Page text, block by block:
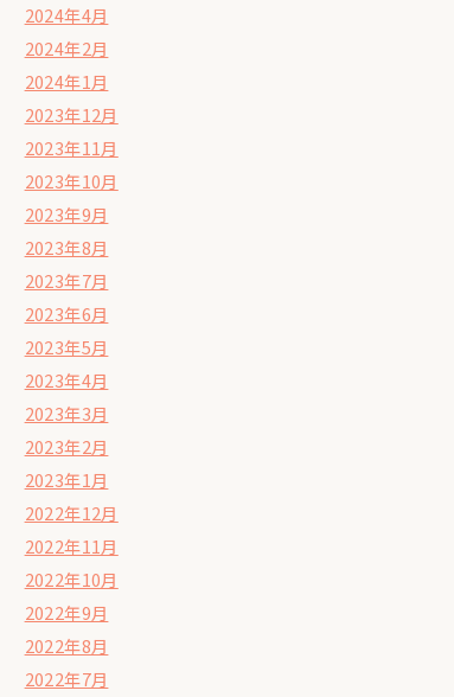
2024年4月
2024年2月
2024年1月
2023年12月
2023年11月
2023年10月
2023年9月
2023年8月
2023年7月
2023年6月
2023年5月
2023年4月
2023年3月
2023年2月
2023年1月
2022年12月
2022年11月
2022年10月
2022年9月
2022年8月
2022年7月